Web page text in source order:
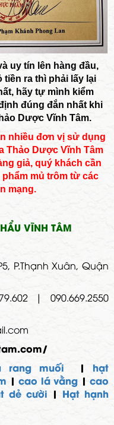
uy tín lên hàng đầu,
tiền ra thì phải lấy lại
hãy tự mình kiểm
đúng đắn nhất khi
Dược Vĩnh Tâm.
nhiều đơn vị sử dụng
Thảo Dược Vĩnh Tâm
giả, quý khách cần
mủ trôm từ các
mạng.
VĨNH TÂM
P.Thạnh Xuân, Quận
| 090.669.2550
rang muối | hạt
|cao lá vằng |cao
dẻ cười | Hạt hạnh